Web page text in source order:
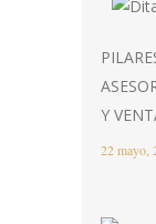
Y
22 mayo,